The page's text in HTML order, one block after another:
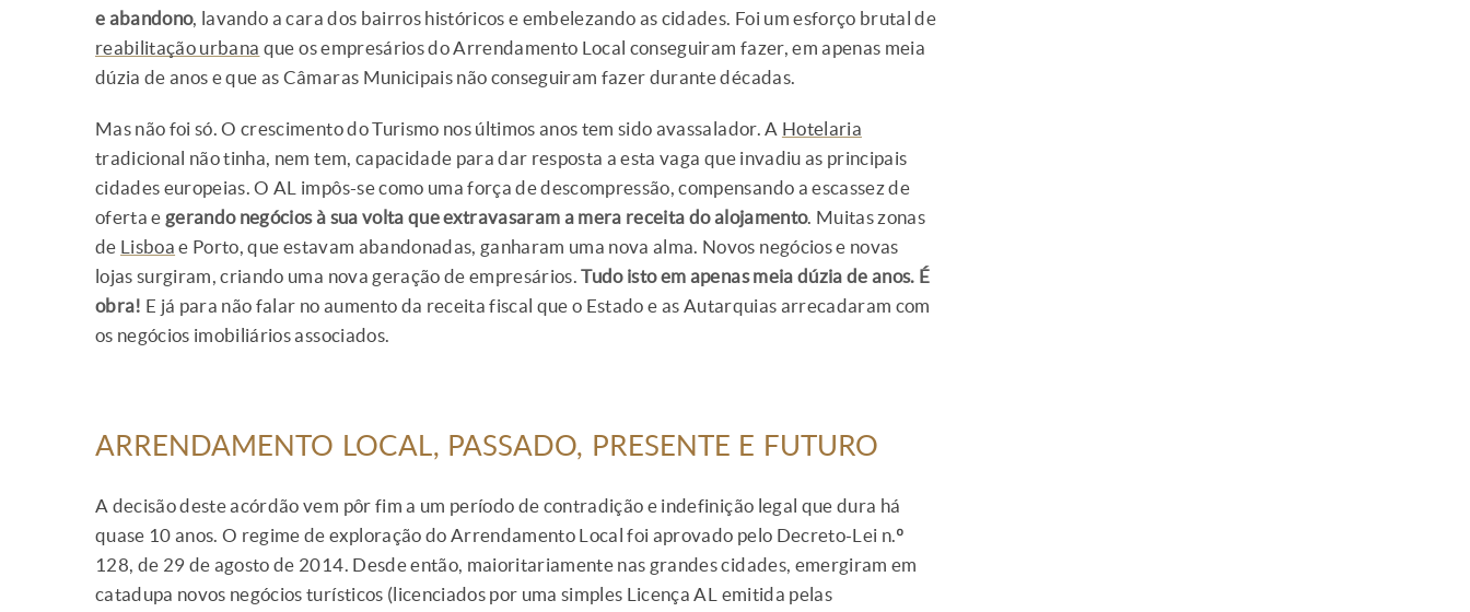
e abandono, lavando a cara dos bairros históricos e embelezando as cidades. Foi um esforço brutal de
reabilitação urbana que os empresários do Arrendamento Local conseguiram fazer, em apenas meia
dúzia de anos e que as Câmaras Municipais não conseguiram fazer durante décadas.
Mas não foi só. O crescimento do Turismo nos últimos anos tem sido avassalador. A Hotelaria
tradicional não tinha, nem tem, capacidade para dar resposta a esta vaga que invadiu as principais
cidades europeias. O AL impôs-se como uma força de descompressão, compensando a escassez de
oferta e gerando negócios à sua volta que extravasaram a mera receita do alojamento. Muitas zonas
de Lisboa e Porto, que estavam abandonadas, ganharam uma nova alma. Novos negócios e novas
lojas surgiram, criando uma nova geração de empresários.Tudo isto em apenas meia dúzia de anos. É
obra! E já para não falar no aumento da receita fiscal que o Estado e as Autarquias arrecadaram com
os negócios imobiliários associados.
ARRENDAMENTO LOCAL, PASSADO, PRESENTE E FUTURO
A decisão deste acórdão vem pôr fim a um período de contradição e indefinição legal que dura há
quase 10 anos. O regime de exploração do Arrendamento Local foi aprovado pelo Decreto-Lei n.º
128, de 29 de agosto de 2014. Desde então, maioritariamente nas grandes cidades, emergiram em
catadupa novos negócios turísticos (licenciados por uma simples Licença AL emitida pelas